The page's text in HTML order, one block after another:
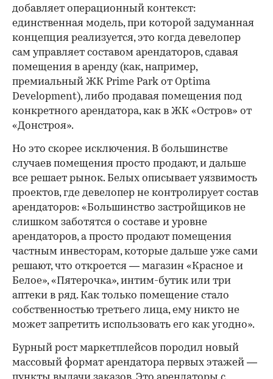
добавляет операционный контекст:
единственная модель, при которой задуманная
концепция реализуется, это когда девелопер
сам управляет составом арендаторов, сдавая
помещения в аренду (как, например,
премиальный ЖК Prime Park от Optima
Development), либо продавая помещения под
конкретного арендатора, как в ЖК «Остров» от
«Донстроя».
Но это скорее исключения. В большинстве
случаев помещения просто продают, и дальше
все решает рынок. Белых описывает уязвимость
проектов, где девелопер не контролирует состав
арендаторов: «Большинство застройщиков не
слишком заботятся о составе и уровне
арендаторов, а просто продают помещения
частным инвесторам, которые дальше уже сами
решают, что откроется — магазин «Красное и
Белое», «Пятерочка», интим-бутик или три
аптеки в ряд. Как только помещение стало
собственностью третьего лица, ему никто не
может запретить использовать его как угодно».
Бурный рост маркетплейсов породил новый
массовый формат арендатора первых этажей —